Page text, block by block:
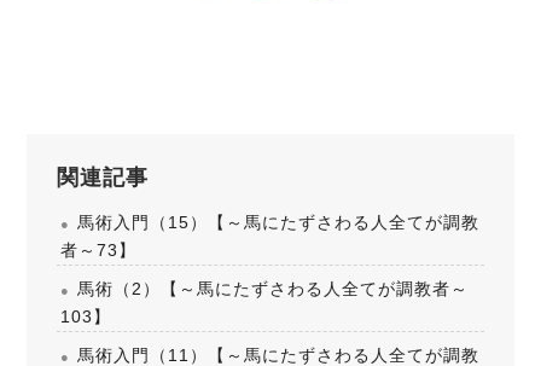
関連記事
馬術入門（15）【～馬にたずさわる人全てが調教
者～73】
馬術（2）【～馬にたずさわる人全てが調教者～
103】
馬術入門（11）【～馬にたずさわる人全てが調教